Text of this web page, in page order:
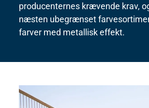
producenternes krævende krav,
næsten ubegrænset
farver med metallisk effekt.